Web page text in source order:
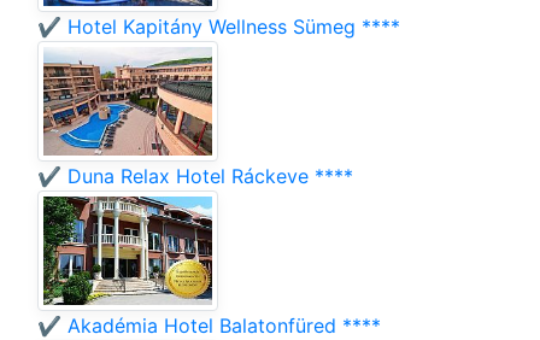
✔️ Hotel Kapitány Wellness Sümeg ****
✔️ Duna Relax Hotel Ráckeve ****
✔️ Akadémia Hotel Balatonfüred ****